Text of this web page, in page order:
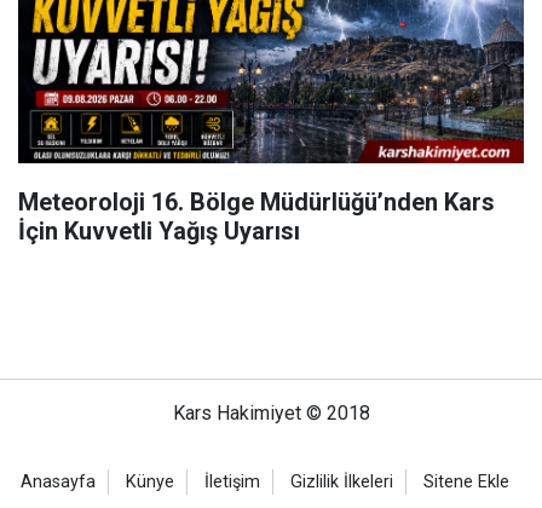
Meteoroloji 16. Bölge Müdürlüğü’nden Kars
İçin Kuvvetli Yağış Uyarısı
Kars Hakimiyet © 2018
Anasayfa Künye İletişim Gizlilik İlkeleri Sitene Ekle